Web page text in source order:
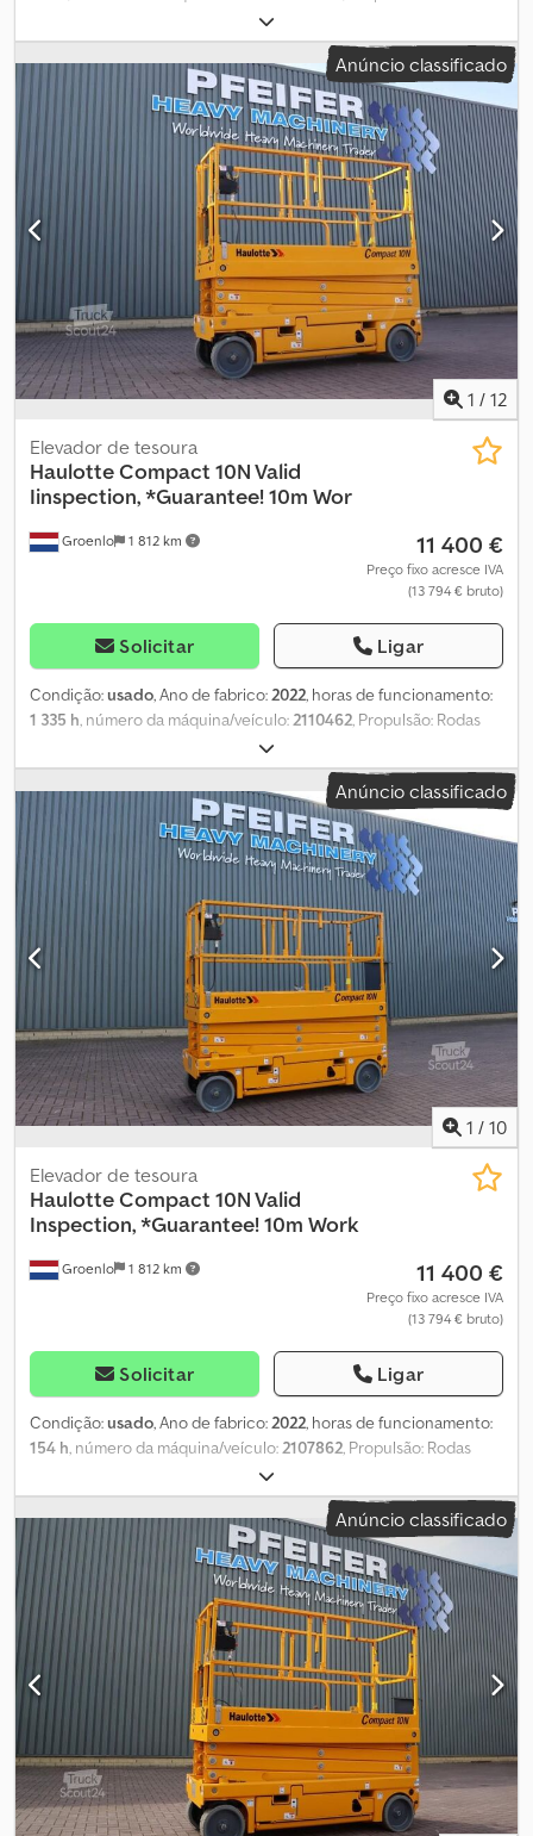
Peso em vazio: 2.160 kg Capacidade de elevação: 230 kg Altura de
trabalho: 1.000 cm Dimensões do compartimento de carga: 231 x
81 x 218 cm Dcedpeuwwfdjfx Akbsk Contacte o GRUPO PFEIFER
para mais informações.
Anúncio classificado
1 / 12
Groenlo 1 812 km
Elevador de tesoura
HaulotteCompact 10N Valid
Iinspection, *Guarantee! 10m Wor
11 400 €
Preço fixo acresce IVA
(13 794 € bruto)
Solicitar Ligar
Condição:usado, Ano de fabrico:2022, horas de funcionamento:
1 335 h, número da máquina/veículo:2110462, Propulsão: Rodas
Peso em vazio: 2.160 kg Capacidade de elevação: 230 kg Altura de
trabalho: 1.000 cm Dimensões do compartimento de carga: 231 x
81 x 218 cm Dodpfx Akouwxflsbock Contacte o GRUPO PFEIFER
para mais informações.
Anúncio classificado
1 / 10
Groenlo 1 812 km
Elevador de tesoura
HaulotteCompact 10N Valid
Inspection, *Guarantee! 10m Work
11 400 €
Preço fixo acresce IVA
(13 794 € bruto)
Solicitar Ligar
Condição:usado, Ano de fabrico:2022, horas de funcionamento:
154 h, número da máquina/veículo:2107862, Propulsão: Rodas
Peso em vazio: 2.160 kg Capacidade de elevação: 230 kg Altura de
trabalho: 1.000 cm Dimensões do compartimento de carga: 231 x
81 x 218 cm Contacte o GRUPO PFEIFER para mais informações.
Dsdpouwxdusfx Akbsck
Anúncio classificado